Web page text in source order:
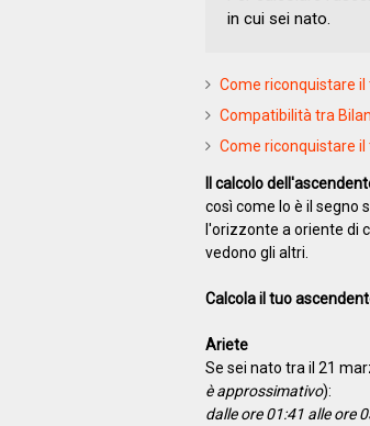
in cui sei nato.
Come riconquistare
Compatibilità tra
Come riconquistare il
Il calcolo
così come lo è il segno
l'orizzonte a oriente di
vedono gli altri.
Calcola il tuo
Ariete
Se sei nato tra il 21
è approssimativo):
dalle ore 01:41 alle ore